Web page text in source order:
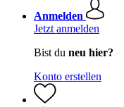
Anmelden
Jetzt anmelden
Bist du neu hier?
Konto erstellen